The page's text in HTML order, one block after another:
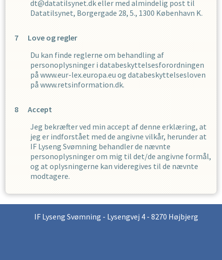
dt@datatilsynet.dk eller med almindelig post til
Datatilsynet, Borgergade 28, 5., 1300 København K.
Love og regler
Du kan finde reglerne om behandling af
personoplysninger i databeskyttelsesforordningen
på www.eur-lex.europa.eu og databeskyttelsesloven
på www.retsinformation.dk.
Accept
Jeg bekræfter ved min accept af denne erklæring, at
jeg er indforstået med de angivne vilkår, herunder at
IF Lyseng Svømning behandler de nævnte
personoplysninger om mig til det/de angivne formål,
og at oplysningerne kan videregives til de nævnte
modtagere.
IF Lyseng Svømning - Lysengvej 4 - 8270 Højbjerg